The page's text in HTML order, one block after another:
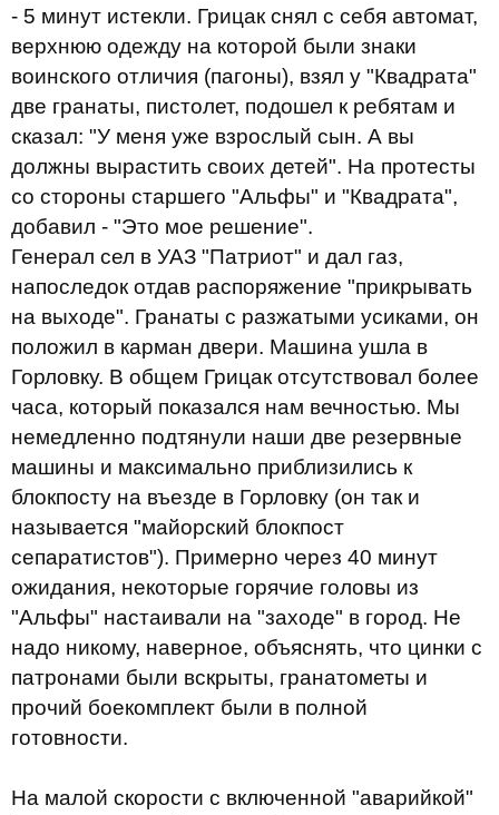
- 5 минут истекли. Грицак снял с себя автомат,
верхнюю одежду на которой были знаки
воинского отличия (пагоны), взял у "Квадрата"
две гранаты, пистолет, подошел к ребятам и
сказал: "У меня уже взрослый сын. А вы
должны вырастить своих детей". На протесты
со стороны старшего "Альфы" и "Квадрата",
добавил - "Это мое решение".
Генерал сел в УАЗ "Патриот" и дал газ,
напоследок отдав распоряжение "прикрывать
на выходе". Гранаты с разжатыми усиками, он
положил в карман двери. Машина ушла в
Горловку. В общем Грицак отсутствовал более
часа, который показался нам вечностью. Мы
немедленно подтянули наши две резервные
машины и максимально приблизились к
блокпосту на въезде в Горловку (он так и
называется "майорский блокпост
сепаратистов"). Примерно через 40 минут
ожидания, некоторые горячие головы из
"Альфы" настаивали на "заходе" в город. Не
надо никому, наверное, объяснять, что цинки с
патронами были вскрыты, гранатометы и
прочий боекомплект были в полной
готовности.
На малой скорости с включенной "аварийкой"